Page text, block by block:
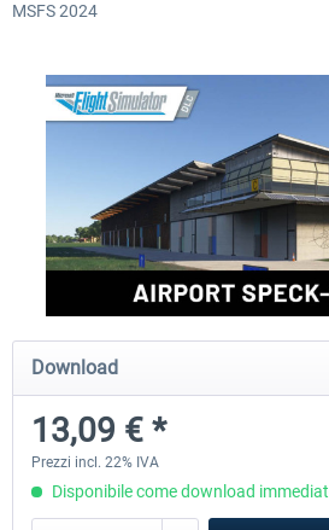
Aerosoft Offshore Landmarks: North
Sea MSFS 2024
MSFS 2024
Download
13,09 € *
Prezzi incl. 22% IVA
Disponibile come download